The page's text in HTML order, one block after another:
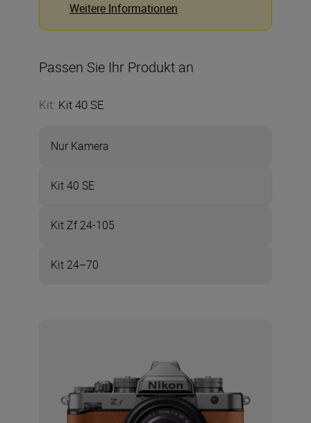
Weitere Informationen
Passen Sie Ihr Produkt an
Kit: Kit 40 SE
Nur Kamera
Kit 40 SE
Kit Zf 24-105
Kit 24–70